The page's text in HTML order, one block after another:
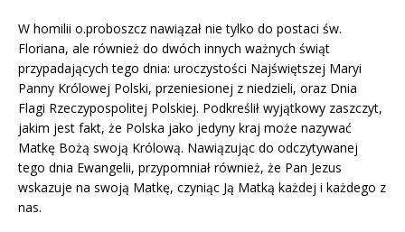
W homilii o.proboszcz nawiązał nie tylko do postaci św.
Floriana, ale również do dwóch innych ważnych świąt
przypadających tego dnia: uroczystości Najświętszej Maryi
Panny Królowej Polski, przeniesionej z niedzieli, oraz Dnia
Flagi Rzeczypospolitej Polskiej. Podkreślił wyjątkowy zaszczyt,
jakim jest fakt, że Polska jako jedyny kraj może nazywać
Matkę Bożą swoją Królową. Nawiązując do odczytywanej
tego dnia Ewangelii, przypomniał również, że Pan Jezus
wskazuje na swoją Matkę, czyniąc Ją Matką każdej i każdego z
nas.